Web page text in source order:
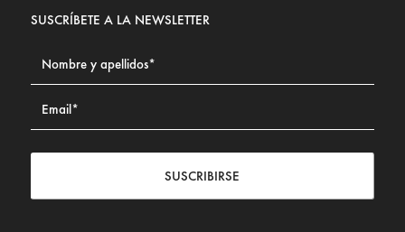
SUSCRÍBETE A LA NEWSLETTER
SUSCRIBIRSE